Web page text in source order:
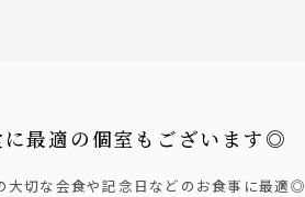
に最適の個室もございます◎
切な会食や記念日などのお食事に最適◎